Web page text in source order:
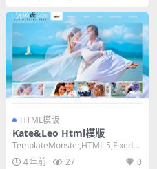
HTML模版
Kate&Leo Html模版
TemplateMonster,HTML 5,Fixed
Width, Mixe...
4 年前 27 0